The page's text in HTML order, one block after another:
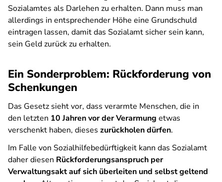
Sozialamtes als Darlehen zu erhalten. Dann muss man
allerdings in entsprechender Höhe eine Grundschuld
eintragen lassen, damit das Sozialamt sicher sein kann,
sein Geld zurück zu erhalten.
Ein Sonderproblem: Rückforderung von
Schenkungen
Das Gesetz sieht vor, dass verarmte Menschen, die in
den letzten 10 Jahren vor der Verarmung etwas
verschenkt haben, dieses zurückholen dürfen.
Im Falle von Sozialhilfebedürftigkeit kann das Sozialamt
daher diesen Rückforderungsanspruch per
Verwaltungsakt auf sich überleiten und selbst geltend